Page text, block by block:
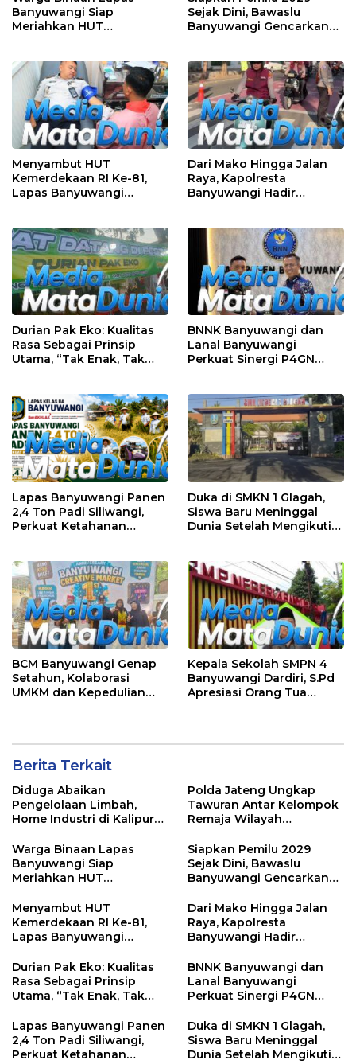
Banyuwangi Siap
Meriahkan HUT
Perlombaan
Sejak Dini, Bawaslu
Banyuwangi Gencarkan
Menyambut HUT
Kemerdekaan RI Ke-81,
Lapas Banyuwangi
Dari Mako Hingga Jalan
Raya, Kapolresta
Banyuwangi Hadir
Masyarakat
Durian Pak Eko: Kualitas
Rasa Sebagai Prinsip
Utama, “Tak Enak, Tak
BNNK Banyuwangi dan
Lanal Banyuwangi
Perkuat Sinergi P4GN
Lapas Banyuwangi Panen
2,4 Ton Padi Siliwangi,
Perkuat Ketahanan
Duka di SMKN 1 Glagah,
Siswa Baru Meninggal
Dunia Setelah Mengikuti
BCM Banyuwangi Genap
Setahun, Kolaborasi
UMKM dan Kepedulian
Kepala Sekolah SMPN 4
Banyuwangi Dardiri, S.Pd
Apresiasi Orang Tua
Berita Terkait
Diduga Abaikan
Pengelolaan Limbah,
Home Industri di Kalipuro
Menyengat hingga Suara
Mesin di Malam Hari
Polda Jateng Ungkap
Tawuran Antar Kelompok
Remaja Wilayah
Tersangka dan 17 DPO
Warga Binaan Lapas
Banyuwangi Siap
Meriahkan HUT
dengan Berbagai
Perlombaan
Siapkan Pemilu 2029
Sejak Dini, Bawaslu
Banyuwangi Gencarkan
Penguatan SDM
Menyambut HUT
Kemerdekaan RI Ke-81,
Lapas Banyuwangi
Donor Darah
Dari Mako Hingga Jalan
Raya, Kapolresta
Banyuwangi Hadir
dan Keselamatan
Masyarakat
Durian Pak Eko: Kualitas
Rasa Sebagai Prinsip
Utama, “Tak Enak, Tak
BNNK Banyuwangi dan
Lanal Banyuwangi
Perkuat Sinergi P4GN
Lapas Banyuwangi Panen
2,4 Ton Padi Siliwangi,
Perkuat Ketahanan
Duka di SMKN 1 Glagah,
Siswa Baru Meninggal
Dunia Setelah Mengikuti